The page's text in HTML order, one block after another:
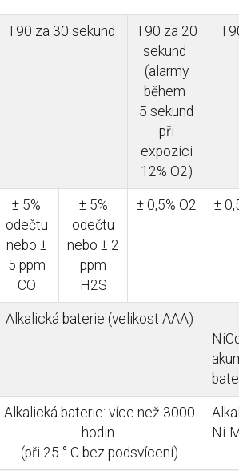
T90 za 30 sekund
T90 za 20
sekund
(alarmy
během
5 sekund
při
expozici
12% O2)
± 5%
odečtu
nebo ±
5 ppm
CO
± 5%
odečtu
nebo ± 2
ppm
H2S
± 0,5% O2 ±
Alkalická baterie (velikost AAA)
Alkalická baterie: více než 3000
hodin
(při 25 ° C bez podsvícení)
Ni-